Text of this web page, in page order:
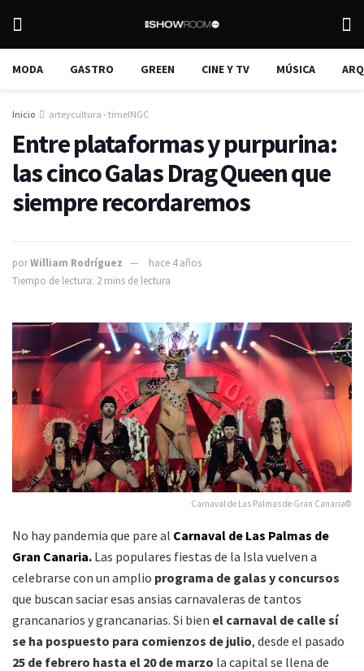
MODA GASTRO GREEN CINE Y TV MÚSICA
Inicio arteycultura - timeINGC
Entre plataformas y purpurina:
las cinco Galas Drag Queen que
siempre recordaremos
porWilliam Rodríguez
hace 4 años
Tiempo de lectura: 2 mins de lectura
Carnaval de Las Palmas de Gran Canaria©
No hay pandemia que pare al Carnaval de Las Palmas de
Gran Canaria. Las populares fiestas de la Isla vuelven a
celebrarse con un amplio programa de galas y concursos
que buscan saciar esas ansias carnavaleras de tantos
grancanarios y grancanarias. Si bien el carnaval de calle sí
se ha pospuesto para comienzos de julio, desde el pasado
25 de febrero hasta el 20 de marzo la capital se llena de